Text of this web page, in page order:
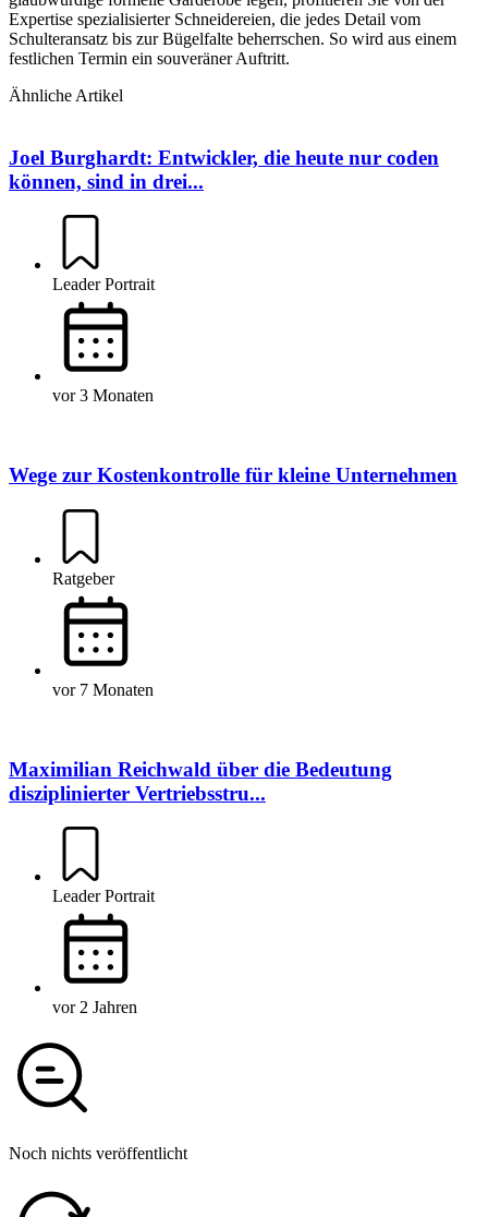
Expertise spezialisierter Schneidereien, die jedes Detail vom
Schulteransatz bis zur Bügelfalte beherrschen. So wird aus einem
festlichen Termin ein souveräner Auftritt.
Ähnliche Artikel
Joel Burghardt: Entwickler, die heute nur coden
können, sind in drei...
Leader Portrait
vor 3 Monaten
Wege zur Kostenkontrolle für kleine Unternehmen
Ratgeber
vor 7 Monaten
Maximilian Reichwald über die Bedeutung
disziplinierter Vertriebsstru...
Leader Portrait
vor 2 Jahren
Noch nichts veröffentlicht